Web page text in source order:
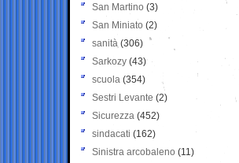
San Martino (3)
San Miniato (2)
sanità (306)
Sarkozy (43)
scuola (354)
Sestri Levante (2)
Sicurezza (452)
sindacati (162)
Sinistra arcobaleno (11)